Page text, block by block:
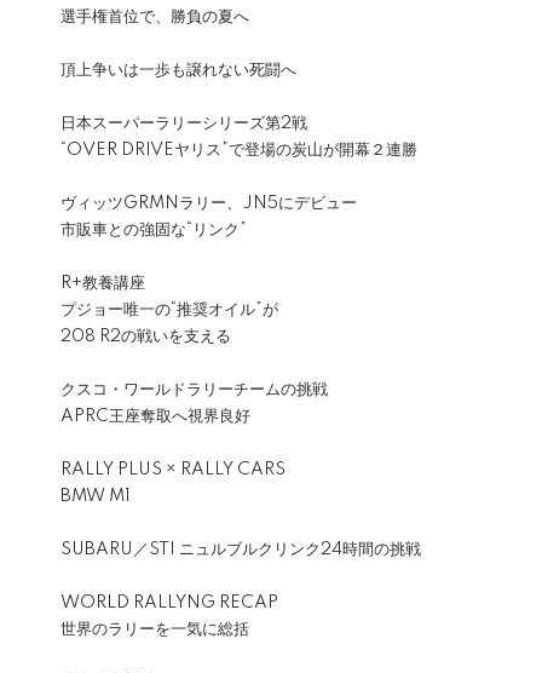
選手権首位で、勝負の夏へ
頂上争いは一歩も譲れない死闘へ
日本スーパーラリーシリーズ第2戦
“OVER DRIVEヤリス”で登場の炭山が開幕２連勝
ヴィッツGRMNラリー、JN5にデビュー
市販車との強固な“リンク”
R+教養講座
プジョー唯一の“推奨オイル”が
208 R2の戦いを支える
クスコ・ワールドラリーチームの挑戦
APRC王座奪取へ視界良好
RALLY PLUS × RALLY CARS
BMW M1
SUBARU／STI ニュルブルクリンク24時間の挑戦
WORLD RALLYNG RECAP
世界のラリーを一気に総括